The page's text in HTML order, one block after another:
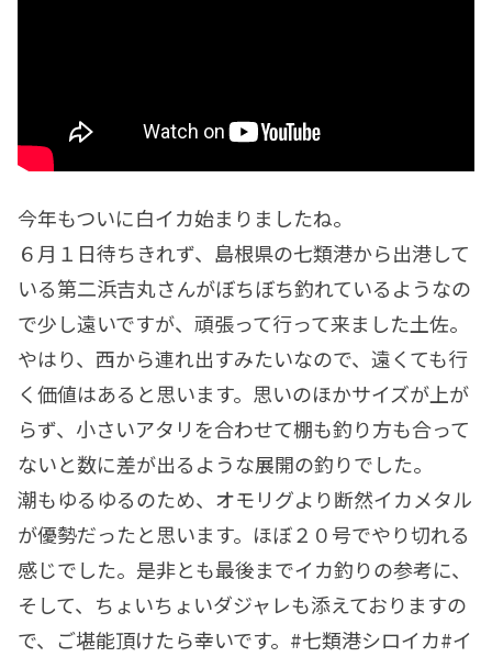
今年もついに白イカ始まりましたね。
６月１日待ちきれず、島根県の七類港から出港して
いる第二浜吉丸さんがぼちぼち釣れているようなの
で少し遠いですが、頑張って行って来ました土佐。
やはり、西から連れ出すみたいなので、遠くても行
く価値はあると思います。思いのほかサイズが上が
らず、小さいアタリを合わせて棚も釣り方も合って
ないと数に差が出るような展開の釣りでした。
潮もゆるゆるのため、オモリグより断然イカメタル
が優勢だったと思います。ほぼ２０号でやり切れる
感じでした。是非とも最後までイカ釣りの参考に、
そして、ちょいちょいダジャレも添えておりますの
で、ご堪能頂けたら幸いです。#七類港シロイカ#イ